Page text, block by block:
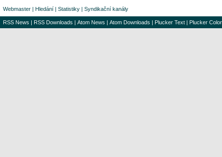
Webmaster | Hledání | Statistiky | Syndikační kanály
RSS News | RSS Downloads | Atom News | Atom Downloads | Plucker Text | Plucker Color